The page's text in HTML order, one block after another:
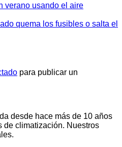
verano usando el aire
quema los fusibles o salta el
para publicar un
desde hace más de 10 años
de climatización. Nuestros